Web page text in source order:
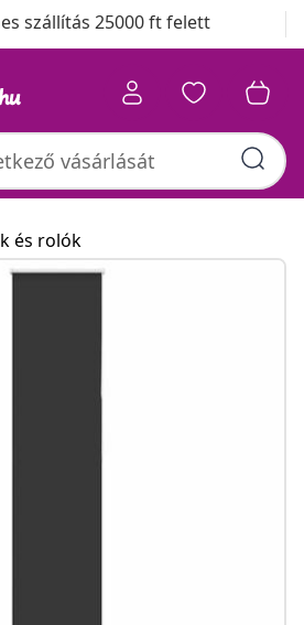
szállítás 25000 ft felett
és rolók